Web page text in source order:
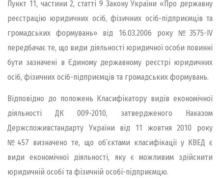
Пункт 11, частини 2, статті 9 Закону України «Про державну
реєстрацію юридичних осіб, фізичних осіб-підприємців та
громадських формувань» від 16.03.2006 року №3575-IV
передбачає те, що види діяльності юридичної особи повинні
бути зазначені в Єдиному державному реєстрі юридичних
осіб, фізичних осіб-підприємців та громадських формувань.
Відповідно до положень Класифікатору видів економічної
діяльності ДК 009-2010, затвердженого Наказом
Держспоживстандарту України від 11 жовтня 2010 року
№457 визначено те, що об’єктами класифікації у КВЕД є
види економічної діяльності, яку є можливим здійснити
юридичній особі та фізичній особі-підприємцю.